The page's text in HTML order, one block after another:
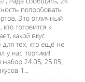
попробовать
Это отличный
кто готовится к
какой вкус
для тех, кто ещё не
у нас тортики!
24.05, 25.05,
1...